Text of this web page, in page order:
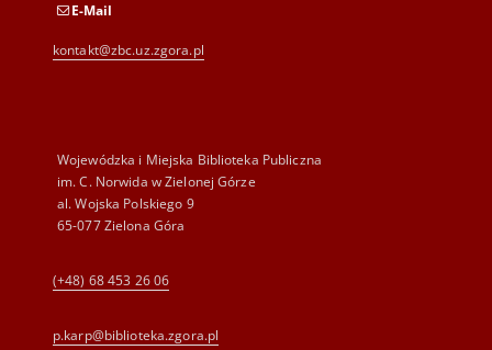
E-Mail
kontakt@zbc.uz.zgora.pl
Wojewódzka i Miejska Biblioteka Publiczna
im. C. Norwida w Zielonej Górze
al. Wojska Polskiego 9
65-077 Zielona Góra
(+48) 68 453 26 06
p.karp@biblioteka.zgora.pl